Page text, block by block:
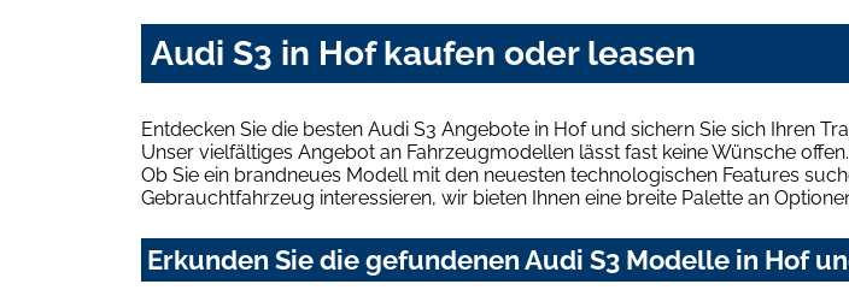
Audi S3 in Hof kaufen oder leasen
Entdecken Sie die besten Audi S3 Angebote in Hof und sichern Sie sich Ihren
Unser vielfältiges Angebot an Fahrzeugmodellen lässt fast keine Wünsche offen.
Ob Sie ein brandneues Modell mit den neuesten technologischen Features
Gebrauchtfahrzeug interessieren, wir bieten Ihnen eine breite Palette an
Erkunden Sie die gefundenen Audi S3 Modelle in Hof